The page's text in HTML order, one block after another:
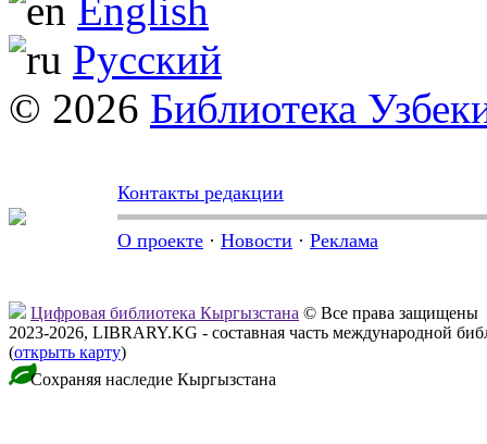
English
Русский
© 2026 Библиотека
Контакты редакции
О проекте · Новости · Реклама
Цифровая библиотека Кыргызстана © Все права защищены
2023-2026, LIBRARY.KG - составная часть международной
(открыть карту)
Сохраняя наследие Кыргызстана